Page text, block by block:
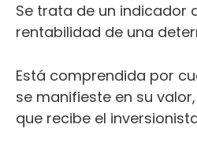
Se trata de un indicador
rentabilidad de una
Está comprendida por
se manifieste en su
que recibe el